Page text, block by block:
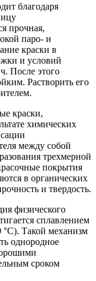
благодаря
прочная,
паро- и
краски в
и условий
После этого
Растворить его
краски,
химических
между собой
трехмерной
покрытия
в органических
и твердость.
физического
сплавлением
°С). Такой механизм
однородное
сроком